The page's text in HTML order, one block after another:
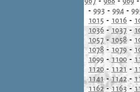
- 993 - 994-
1015 - 1016 -
1036 - 1037 -
1057- 1058-
1078 - 1079-
1099 - 1100-
1120- 1121 -
1141-1142-
1162-1163 -